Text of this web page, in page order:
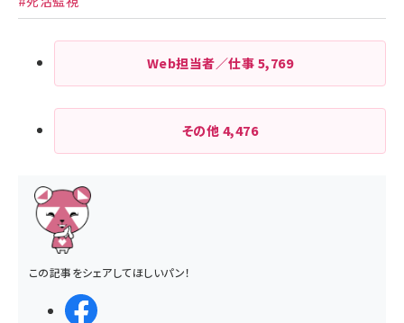
Web担当者／仕事 5,769
その他 4,476
この記事をシェアしてほしいパン！